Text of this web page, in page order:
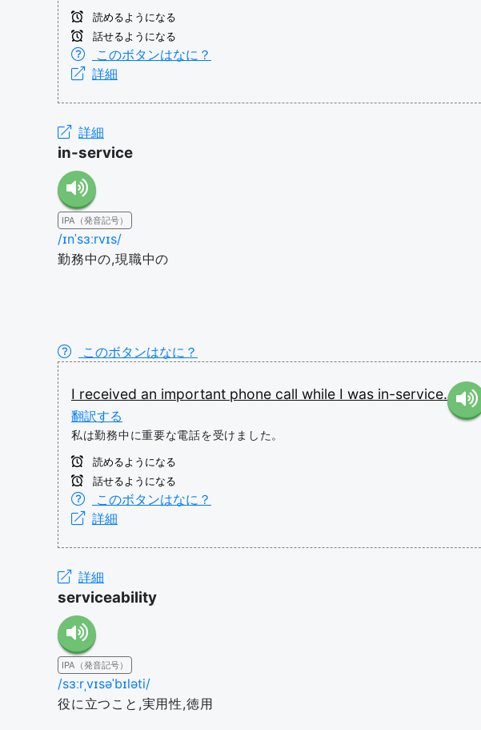
読めるようになる
話せるようになる
このボタンはなに？
詳細
詳細
in-service
IPA（発音記号）
/ɪnˈsɜːrvɪs/
勤務中の,現職中の
このボタンはなに？
I received an important phone call while I was in-service.
翻訳する
私は勤務中に重要な電話を受けました。
読めるようになる
話せるようになる
このボタンはなに？
詳細
詳細
serviceability
IPA（発音記号）
/sɜːrˌvɪsəˈbɪləti/
役に立つこと,実用性,徳用